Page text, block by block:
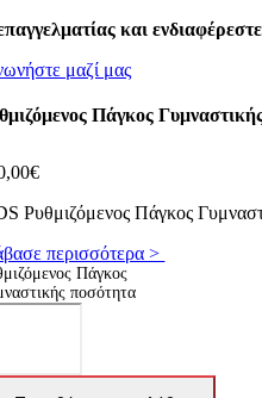
και
μαζί μας
Πάγκος
€
Ρυθμιζόμενος Πάγκος
περισσότερα >
Πάγκος
ποσότητα